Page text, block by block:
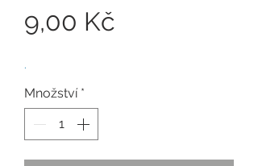
9,00 Kč
.
Množství *